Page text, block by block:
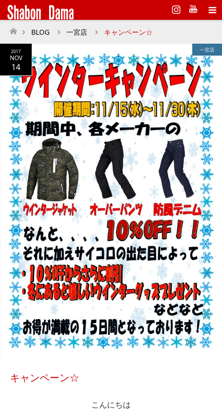
Instagram
ホーム
BLOG 一宮店 キャンペーン☆
2017
NOV
14
一宮店
キャンペーン☆
こんにちは